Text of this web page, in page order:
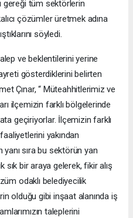
gereği tüm sektörlerin
çözümler üretmek adına
söyledi.
ve beklentilerini yerine
gösterdiklerini belirten
Çınar, “ Müteahhitlerimiz ve
ilçemizin farklı bölgelerinde
geçiriyorlar. İlçemizin farklı
yakından
sıra bu sektörün yan
sık bir araya gelerek, fikir alış
odaklı belediyecilik
olduğu gibi inşaat alanında iş
taleplerini